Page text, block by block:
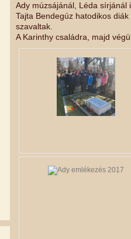
Ady múzsájánál, Léda sírjánál
Tajta Bendegúz hatodikos
szavaltak.
A Karinthy családra, majd